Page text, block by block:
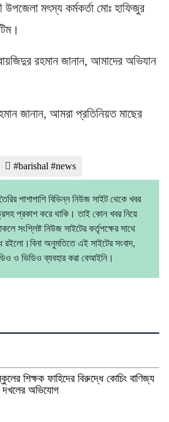
উপজেলা মৎস্য কর্মকর্তা মোঃ হাফিজুর
বায়জিদুর রহমান জানান, আমাদের অভিযান
জানান, আমরা প্রতিনিয়ত মাছের
#barishal #news
পাশাপাশি বিভিন্ন নিউজ সাইট থেকে খবর
প্রকাশ করে থাকি। তাই কোন খবর নিয়ে
সংশ্লিষ্ট নিউজ সাইটের কর্তৃপক্ষের সাথে
অনুমতিতে এই সাইটের সংবাদ,
ও ভিডিও ব্যবহার করা বেআইনি।
শিক্ষক ফাহিদের বিরুদ্ধে কোচিং বাণিজ্য
অভিযোগ